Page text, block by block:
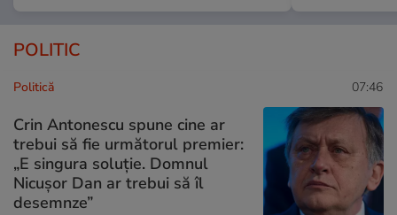
POLITIC
Politică 07:46
Crin Antonescu spune cine ar
trebui să fie următorul premier:
„E singura soluție. Domnul
Nicușor Dan ar trebui să îl
desemnze”